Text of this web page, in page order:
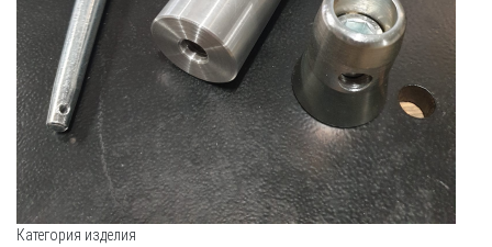
Категория изделия